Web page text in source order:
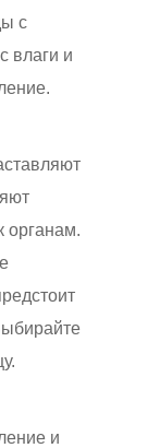
с
влаги и
органам.
и